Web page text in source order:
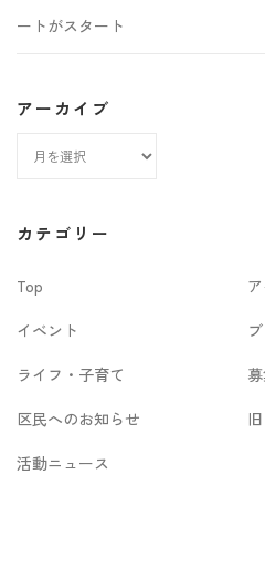
ートがスタート
アーカイブ
カ
ブ
カテゴリー
Top
イベント
ライフ・子育て
区民へのお知らせ
活動ニュース